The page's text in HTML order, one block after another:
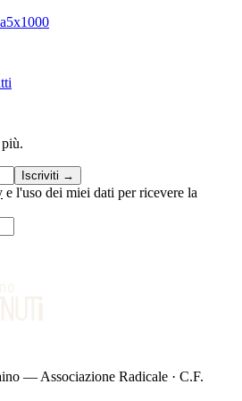
5x1000
Iscriviti →
e l'uso dei miei dati per ricevere la
— Associazione Radicale · C.F.